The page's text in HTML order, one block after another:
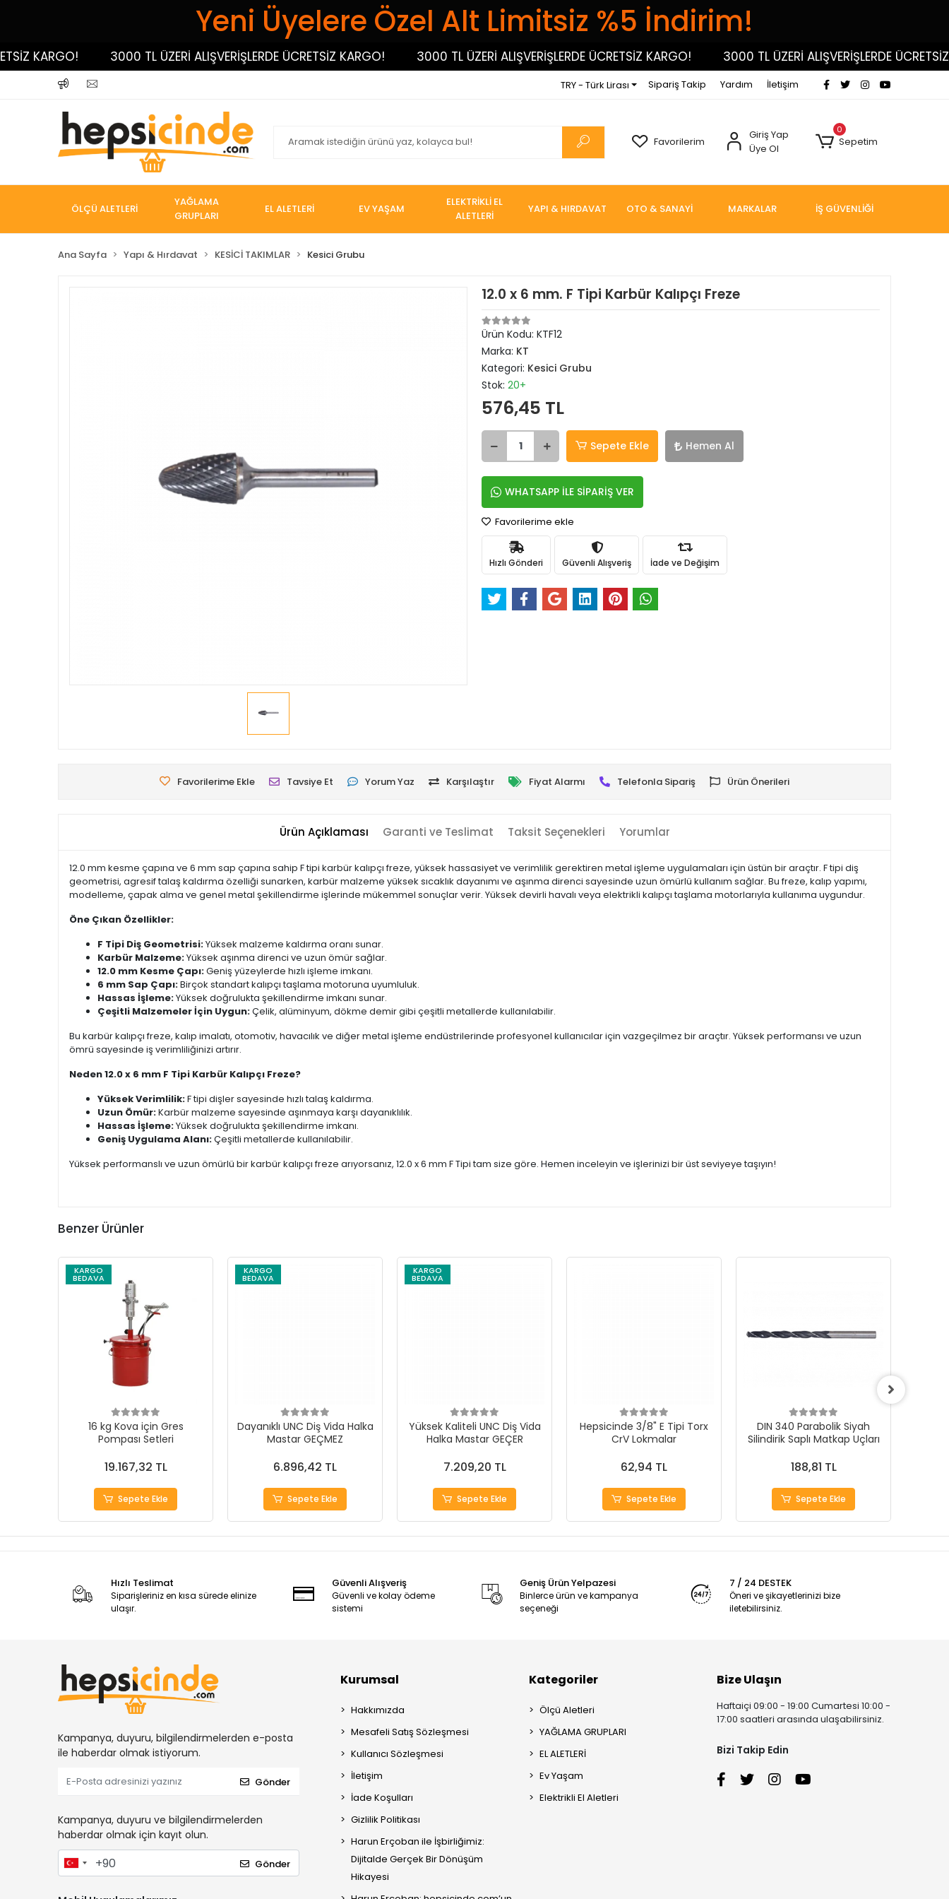
Yeni Üyelere Özel Alt Limitsiz %5 İndirim!
KARGO! 3000 TL ÜZERİ ALIŞVERİŞLERDE ÜCRETSİZ KARGO! 3000 TL ÜZERİ ALIŞVERİŞLERDE ÜCRETSİZ KARGO! 3000 TL ÜZERİ ALIŞVERİŞLERDE ÜCRETSİZ
TRY - Türk Lirası Sipariş Takip Yardım İletişim
Favorilerim
Giriş Yap
Üye Ol
0
Sepetim
ÖLÇÜ ALETLERİ
YAĞLAMA
GRUPLARI
EL ALETLERİ EV YAŞAM
ELEKTRİKLİ EL
ALETLERİ
YAPI & HIRDAVAT OTO & SANAYİ MARKALAR İŞ GÜVENLİĞİ
Ana Sayfa Yapı & Hırdavat KESİCİ TAKIMLAR Kesici Grubu
12.0 x 6 mm. F Tipi Karbür Kalıpçı Freze
Ürün Kodu: KTF12
Marka: KT
Kategori: Kesici Grubu
Stok: 20+
576,45 TL
Sepete Ekle Hemen Al
WHATSAPP İLE SİPARİŞ VER
Favorilerime ekle
Hızlı Gönderi Güvenli Alışveriş İade ve Değişim
Favorilerime Ekle Tavsiye Et Yorum Yaz Karşılaştır Fiyat Alarmı Telefonla Sipariş Ürün Önerileri
Ürün Açıklaması Garanti ve Teslimat Taksit Seçenekleri Yorumlar
12.0 mm kesme çapına ve 6 mm sap çapına sahip F tipi karbür kalıpçı freze, yüksek hassasiyet ve verimlilik gerektiren metal işleme uygulamaları için üstün bir araçtır. F tipi diş
geometrisi, agresif talaş kaldırma özelliği sunarken, karbür malzeme yüksek sıcaklık dayanımı ve aşınma direnci sayesinde uzun ömürlü kullanım sağlar. Bu freze, kalıp yapımı,
modelleme, çapak alma ve genel metal şekillendirme işlerinde mükemmel sonuçlar verir. Yüksek devirli havalı veya elektrikli kalıpçı taşlama motorlarıyla kullanıma uygundur.
Öne Çıkan Özellikler:
F Tipi Diş Geometrisi:Yüksek malzeme kaldırma oranı sunar.
Karbür Malzeme:Yüksek aşınma direnci ve uzun ömür sağlar.
12.0 mm Kesme Çapı:Geniş yüzeylerde hızlı işleme imkanı.
6 mm Sap Çapı:Birçok standart kalıpçı taşlama motoruna uyumluluk.
Hassas İşleme:Yüksek doğrulukta şekillendirme imkanı sunar.
Çeşitli Malzemeler İçin Uygun:Çelik, alüminyum, dökme demir gibi çeşitli metallerde kullanılabilir.
Bu karbür kalıpçı freze, kalıp imalatı, otomotiv, havacılık ve diğer metal işleme endüstrilerinde profesyonel kullanıcılar için vazgeçilmez bir araçtır. Yüksek performansı ve uzun
ömrü sayesinde iş verimliliğinizi artırır.
Neden 12.0 x 6 mm F Tipi Karbür Kalıpçı Freze?
Yüksek Verimlilik:F tipi dişler sayesinde hızlı talaş kaldırma.
Uzun Ömür:Karbür malzeme sayesinde aşınmaya karşı dayanıklılık.
Hassas İşleme:Yüksek doğrulukta şekillendirme imkanı.
Geniş Uygulama Alanı:Çeşitli metallerde kullanılabilir.
Yüksek performanslı ve uzun ömürlü bir karbür kalıpçı freze arıyorsanız, 12.0 x 6 mm F Tipi tam size göre. Hemen inceleyin ve işlerinizi bir üst seviyeye taşıyın!
Benzer Ürünler
KARGO
BEDAVA
16 kg Kova için Gres
Pompası Setleri
19.167,32 TL
Sepete Ekle
KARGO
BEDAVA
Dayanıklı UNC Diş Vida Halka
Mastar GEÇMEZ
6.896,42 TL
Sepete Ekle
KARGO
BEDAVA
Yüksek Kaliteli UNC Diş Vida
Halka Mastar GEÇER
7.209,20 TL
Sepete Ekle
Hepsicinde 3/8" E Tipi Torx
CrV Lokmalar
62,94 TL
Sepete Ekle
DIN 340 Parabolik Siyah
Silindirik Saplı Matkap Uçları
188,81 TL
Sepete Ekle
Hızlı Teslimat
Siparişleriniz en kısa sürede elinize
ulaşır.
Güvenli Alışveriş
Güvenli ve kolay ödeme
sistemi
Geniş Ürün Yelpazesi
Binlerce ürün ve kampanya
seçeneği
7 / 24 DESTEK
Öneri ve şikayetlerinizi bize
iletebilirsiniz.
Kampanya, duyuru, bilgilendirmelerden e-posta
ile haberdar olmak istiyorum.
Gönder
Kampanya, duyuru ve bilgilendirmelerden
haberdar olmak için kayıt olun.
Gönder
Kurumsal
Hakkımızda
Mesafeli Satış Sözleşmesi
Kullanıcı Sözleşmesi
İletişim
İade Koşulları
Gizlilik Politikası
Harun Erçoban ile İşbirliğimiz:
Dijitalde Gerçek Bir Dönüşüm
Hikayesi
Kategoriler
Ölçü Aletleri
YAĞLAMA GRUPLARI
EL ALETLERİ
Ev Yaşam
Elektrikli El Aletleri
Bize Ulaşın
Haftaiçi 09:00 - 19:00 Cumartesi 10:00 -
17:00 saatleri arasında ulaşabilirsiniz.
Bizi Takip Edin